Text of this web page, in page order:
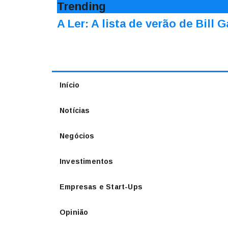
Trending
A Ler: A lista de verão de Bill
Início
Notícias
Negócios
Investimentos
Empresas e Start-Ups
Opinião